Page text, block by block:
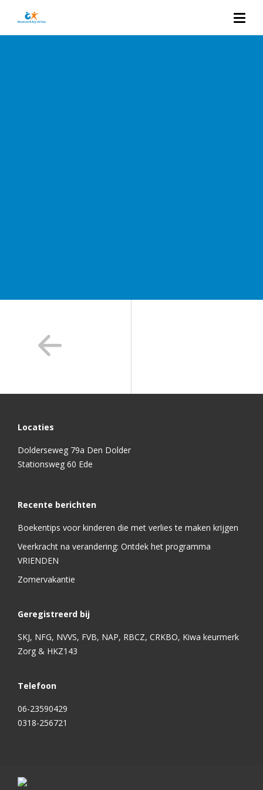
Locaties
Dolderseweg 79a Den Dolder
Stationsweg 60 Ede
Recente berichten
Boekentips voor kinderen die met verlies te maken krijgen
Veerkracht na verandering: Ontdek het programma
VRIENDEN
Zomervakantie
Geregistreerd bij
SKJ, NFG, NVVS, FVB, NAP, RBCZ, CRKBO, Kiwa keurmerk
Zorg & HKZ143
Telefoon
06-23590429
0318-256721